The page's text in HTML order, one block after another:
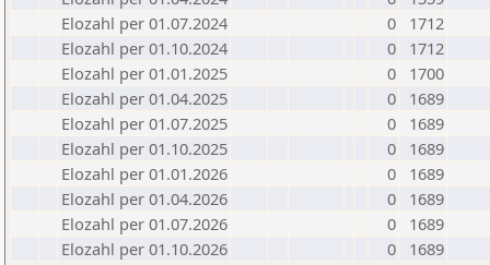
Elozahl per 01.07.2024
0
1712
Elozahl per 01.10.2024
0
1712
Elozahl per 01.01.2025
0
1700
Elozahl per 01.04.2025
0
1689
Elozahl per 01.07.2025
0
1689
Elozahl per 01.10.2025
0
1689
Elozahl per 01.01.2026
0
1689
Elozahl per 01.04.2026
0
1689
Elozahl per 01.07.2026
0
1689
Elozahl per 01.10.2026
0 1689